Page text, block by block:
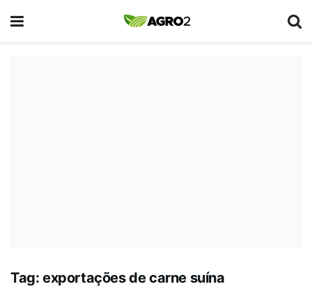
Tag: exportações de carne suína